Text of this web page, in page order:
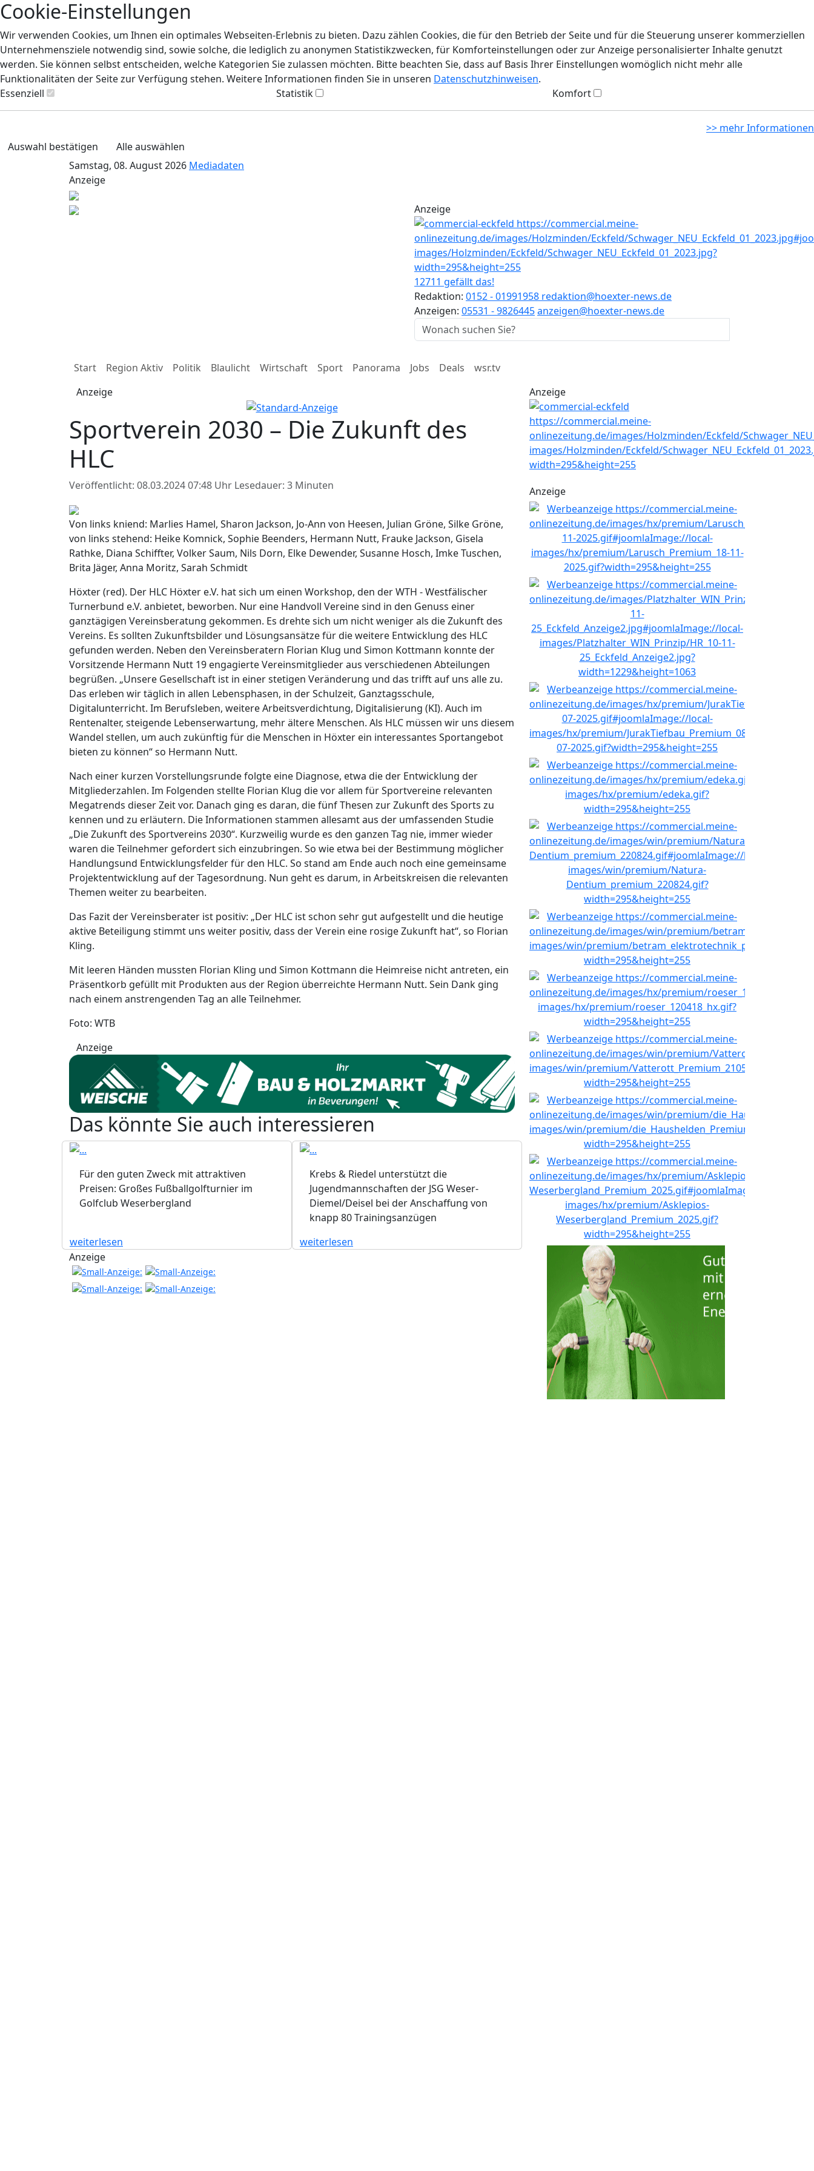
Cookie-Einstellungen
Wir verwenden Cookies, um Ihnen ein optimales Webseiten-Erlebnis zu bieten. Dazu zählen Cookies, die für den Betrieb der Seite und für die Steuerung unserer kommerziellen
Unternehmensziele notwendig sind, sowie solche, die lediglich zu anonymen Statistikzwecken, für Komforteinstellungen oder zur Anzeige personalisierter Inhalte genutzt
werden. Sie können selbst entscheiden, welche Kategorien Sie zulassen möchten. Bitte beachten Sie, dass auf Basis Ihrer Einstellungen womöglich nicht mehr alle
Funktionalitäten der Seite zur Verfügung stehen. Weitere Informationen finden Sie in unseren Datenschutzhinweisen.
Essenziell
Statistik Komfort
>> mehr Informationen
Auswahl bestätigen
Alle auswählen
Samstag, 08. August 2026 Mediadaten
Anzeige
Anzeige
12711 gefällt das!
Redaktion: 0152 - 01991958 redaktion@hoexter-news.de
Anzeigen: 05531 - 9826445anzeigen@hoexter-news.de
Start Region Aktiv Politik Blaulicht Wirtschaft Sport Panorama Jobs Deals
wsr.tv
Anzeige
Sportverein 2030 – Die Zukunft des
HLC
Veröffentlicht: 08.03.2024 07:48 Uhr Lesedauer: 3 Minuten
Von links kniend: Marlies Hamel, Sharon Jackson, Jo-Ann von Heesen, Julian Gröne, Silke Gröne,
von links stehend: Heike Komnick, Sophie Beenders, Hermann Nutt, Frauke Jackson, Gisela
Rathke, Diana Schiffter, Volker Saum, Nils Dorn, Elke Dewender, Susanne Hosch, Imke Tuschen,
Brita Jäger, Anna Moritz, Sarah Schmidt
Höxter (red). Der HLC Höxter e.V. hat sich um einen Workshop, den der WTH - Westfälischer
Turnerbund e.V. anbietet, beworben. Nur eine Handvoll Vereine sind in den Genuss einer
ganztägigen Vereinsberatung gekommen. Es drehte sich um nicht weniger als die Zukunft des
Vereins. Es sollten Zukunftsbilder und Lösungsansätze für die weitere Entwicklung des HLC
gefunden werden. Neben den Vereinsberatern Florian Klug und Simon Kottmann konnte der
Vorsitzende Hermann Nutt 19 engagierte Vereinsmitglieder aus verschiedenen Abteilungen
begrüßen. „Unsere Gesellschaft ist in einer stetigen Veränderung und das trifft auf uns alle zu.
Das erleben wir täglich in allen Lebensphasen, in der Schulzeit, Ganztagsschule,
Digitalunterricht. Im Berufsleben, weitere Arbeitsverdichtung, Digitalisierung (KI). Auch im
Rentenalter, steigende Lebenserwartung, mehr ältere Menschen. Als HLC müssen wir uns diesem
Wandel stellen, um auch zukünftig für die Menschen in Höxter ein interessantes Sportangebot
bieten zu können“ so Hermann Nutt.
Nach einer kurzen Vorstellungsrunde folgte eine Diagnose, etwa die der Entwicklung der
Mitgliederzahlen. Im Folgenden stellte Florian Klug die vor allem für Sportvereine relevanten
Megatrends dieser Zeit vor. Danach ging es daran, die fünf Thesen zur Zukunft des Sports zu
kennen und zu erläutern. Die Informationen stammen allesamt aus der umfassenden Studie
„Die Zukunft des Sportvereins 2030“. Kurzweilig wurde es den ganzen Tag nie, immer wieder
waren die Teilnehmer gefordert sich einzubringen. So wie etwa bei der Bestimmung möglicher
Handlungsund Entwicklungsfelder für den HLC. So stand am Ende auch noch eine gemeinsame
Projektentwicklung auf der Tagesordnung. Nun geht es darum, in Arbeitskreisen die relevanten
Themen weiter zu bearbeiten.
Das Fazit der Vereinsberater ist positiv: „Der HLC ist schon sehr gut aufgestellt und die heutige
aktive Beteiligung stimmt uns weiter positiv, dass der Verein eine rosige Zukunft hat“, so Florian
Kling.
Mit leeren Händen mussten Florian Kling und Simon Kottmann die Heimreise nicht antreten, ein
Präsentkorb gefüllt mit Produkten aus der Region überreichte Hermann Nutt. Sein Dank ging
nach einem anstrengenden Tag an alle Teilnehmer.
Foto: WTB
Anzeige
Das könnte Sie auch interessieren
Für den guten Zweck mit attraktiven
Preisen: Großes Fußballgolfturnier im
Golfclub Weserbergland
weiterlesen
Krebs & Riedel unterstützt die
Jugendmannschaften der JSG Weser-
Diemel/Deisel bei der Anschaffung von
knapp 80 Trainingsanzügen
weiterlesen
Anzeige
Anzeige
Anzeige